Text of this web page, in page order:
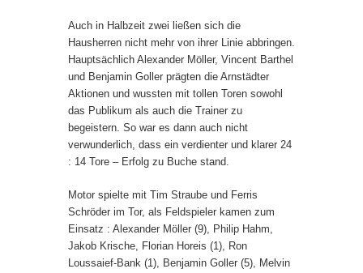
Auch in Halbzeit zwei ließen sich die
Hausherren nicht mehr von ihrer Linie abbringen.
Hauptsächlich Alexander Möller, Vincent Barthel
und Benjamin Goller prägten die Arnstädter
Aktionen und wussten mit tollen Toren sowohl
das Publikum als auch die Trainer zu
begeistern. So war es dann auch nicht
verwunderlich, dass ein verdienter und klarer 24
: 14 Tore – Erfolg zu Buche stand.
Motor spielte mit Tim Straube und Ferris
Schröder im Tor, als Feldspieler kamen zum
Einsatz : Alexander Möller (9), Philip Hahm,
Jakob Krische, Florian Horeis (1), Ron
Loussaief-Bank (1), Benjamin Goller (5), Melvin